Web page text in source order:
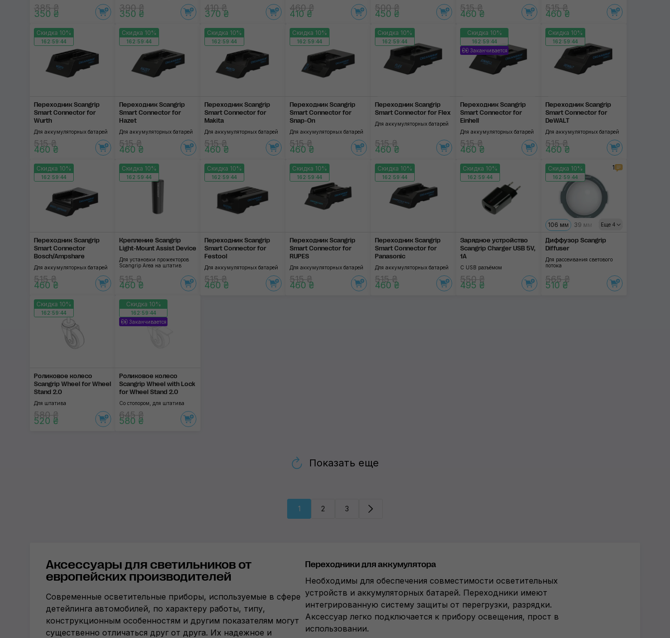
385 ₴
350 ₴
390 ₴
350 ₴
410 ₴
370 ₴
460 ₴
410 ₴
500 ₴
450 ₴
515 ₴
460 ₴
515 ₴
460 ₴
Скидка 10%
162:59:44
Переходник Scangrip
Smart Connector for
Wurth
Для аккумуляторных батарей
515 ₴
460 ₴
Скидка 10%
162:59:44
Переходник Scangrip
Smart Connector for
Hazet
Для аккумуляторных батарей
515 ₴
460 ₴
Скидка 10%
162:59:44
Переходник Scangrip
Smart Connector for
Makita
Для аккумуляторных батарей
515 ₴
460 ₴
Скидка 10%
162:59:44
Переходник Scangrip
Smart Connector for
Snap-On
Для аккумуляторных батарей
515 ₴
460 ₴
Скидка 10%
162:59:44
Переходник Scangrip
Smart Connector for Flex
Для аккумуляторных батарей
515 ₴
460 ₴
Скидка 10%
162:59:44
Заканчивается
Переходник Scangrip
Smart Connector for
Einhell
Для аккумуляторных батарей
515 ₴
460 ₴
Скидка 10%
162:59:44
Переходник Scangrip
Smart Connector for
DeWALT
Для аккумуляторных батарей
515 ₴
460 ₴
Скидка 10%
162:59:44
Переходник Scangrip
Smart Connector
Bosch/Ampshare
Для аккумуляторных батарей
515 ₴
460 ₴
Скидка 10%
162:59:44
Крепление Scangrip
Light-Mount Assist Device
Для установки прожекторов
Scangrip Area на штатив
515 ₴
460 ₴
Скидка 10%
162:59:44
Переходник Scangrip
Smart Connector for
Festool
Для аккумуляторных батарей
515 ₴
460 ₴
Скидка 10%
162:59:44
Переходник Scangrip
Smart Connector for
RUPES
Для аккумуляторных батарей
515 ₴
460 ₴
Скидка 10%
162:59:44
Переходник Scangrip
Smart Connector for
Panasonic
Для аккумуляторных батарей
515 ₴
460 ₴
Скидка 10%
162:59:44
Зарядное устройство
Scangrip Charger USB 5V,
1A
С USB разъёмом
550 ₴
495 ₴
Скидка 10%
162:59:44
1
Еще 4
106 мм 39 мм 76 мм
Диффузор Scangrip
Diffuser
Для рассеивания светового
потока
565 ₴
510 ₴
Скидка 10%
162:59:44
Роликовое колесо
Scangrip Wheel for Wheel
Stand 2.0
Для штатива
580 ₴
520 ₴
Скидка 10%
162:59:44
Заканчивается
Роликовое колесо
Scangrip Wheel with Lock
for Wheel Stand 2.0
Со стопором, для штатива
645 ₴
580 ₴
Показать еще
1 2 3
Аксессуары для светильников от
европейских производителей
Современные осветительные приборы, используемые в сфере
детейлинга автомобилей, по характеру работы, типу,
конструкционным особенностям и другим показателям могут
существенно отличаться друг от друга. Их надежное и
Переходники для аккумулятора
Необходимы для обеспечения совместимости осветительных
устройств и аккумуляторных батарей. Переходники имеют
интегрированную систему защиты от перегрузки, разрядки.
Аксессуар легко подключается к прибору освещения, прост в
использовании.